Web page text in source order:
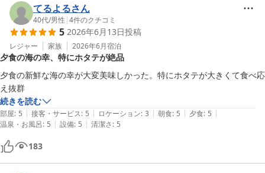
てるよるさん
40代/男性 |4件のクチコミ
5 2026年6月13日投稿
レジャー 家族 2026年6月宿泊
夕食の海の幸、特にホタテが絶品
夕食の新鮮な海の幸が大変美味しかった。特にホタテが大きくて食べ応
え抜群
続きを読む
部屋: 5 | 接客・サービス: 5 | ロケーション: 3 | 朝食: 5 | 夕食: 5 |
温泉・お風呂: 5 | 設備: 5 | 清潔さ: 5
183